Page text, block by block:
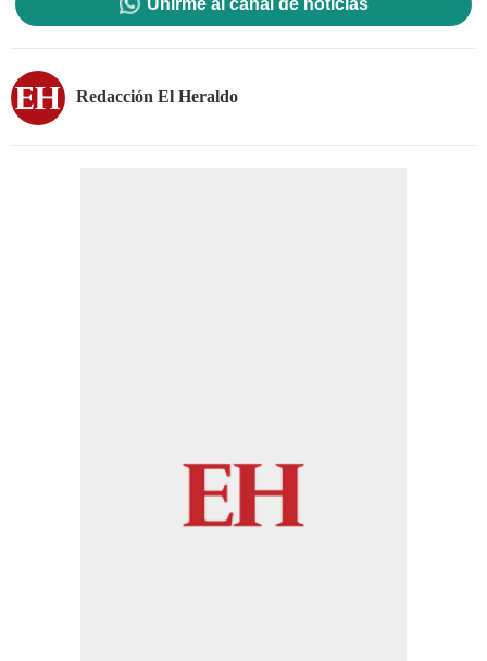
Unirme al canal de noticias
Redacción El Heraldo